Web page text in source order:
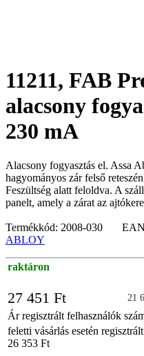
11211, FAB
alacsony
230 mA
Alacsony fogyasztás el. Assa
hagyományos zár felső
Feszültség alatt feloldva. A
panelt, amely a zárat az
Termékkód: 2008-030
ABLOY
raktáron
27 451 Ft 21
Ár regisztrált felhasználók
feletti vásárlás esetén
26 353 Ft